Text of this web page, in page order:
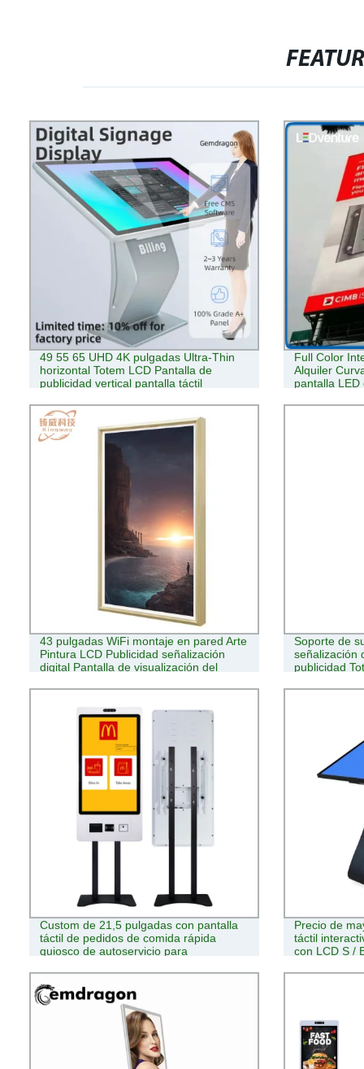
49 55 65 UHD 4K pulgadas Ultra-Thin
horizontal Totem LCD Pantalla de
publicidad vertical pantalla táctil
de kiosco de pulgadas
Full Color
Alquiler
pantalla
P3,91 buen
43 pulgadas WiFi montaje en pared Arte
Pintura LCD Publicidad señalización
digital Pantalla de visualización del
Soporte de
señalización
publicidad
Custom de 21,5 pulgadas con pantalla
táctil de pedidos de comida rápida
quiosco de autoservicio para
Precio de
táctil
con LCD S /